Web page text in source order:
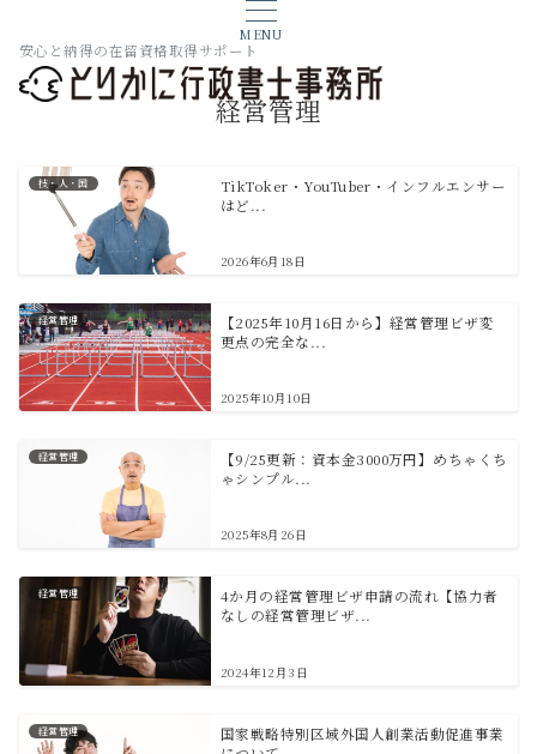
MENU
安心と納得の在留資格取得サポート
経営管理
技・人・国
TikToker・YouTuber・インフルエンサー
はど...
2026年6月18日
経営管理
【2025年10月16日から】経営管理ビザ変
更点の完全な...
2025年10月10日
経営管理
【9/25更新：資本金3000万円】めちゃくち
ゃシンプル...
2025年8月26日
経営管理
4か月の経営管理ビザ申請の流れ【協力者
なしの経営管理ビザ...
2024年12月3日
経営管理
国家戦略特別区域外国人創業活動促進事業